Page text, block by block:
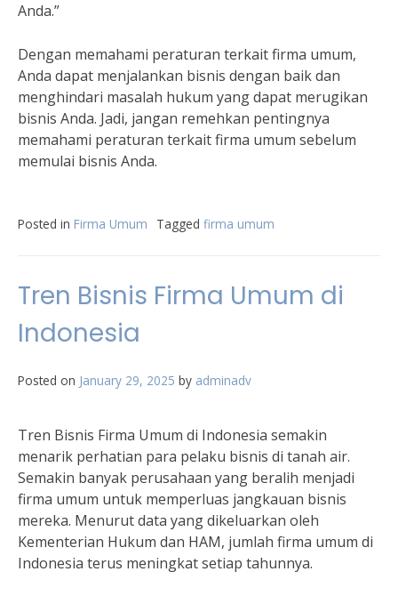
Anda.”
Dengan memahami peraturan terkait firma umum,
Anda dapat menjalankan bisnis dengan baik dan
menghindari masalah hukum yang dapat merugikan
bisnis Anda. Jadi, jangan remehkan pentingnya
memahami peraturan terkait firma umum sebelum
memulai bisnis Anda.
Posted in Firma Umum Tagged firma umum
Tren Bisnis Firma Umum di
Indonesia
Posted on January 29, 2025 by adminadv
Tren Bisnis Firma Umum di Indonesia semakin
menarik perhatian para pelaku bisnis di tanah air.
Semakin banyak perusahaan yang beralih menjadi
firma umum untuk memperluas jangkauan bisnis
mereka. Menurut data yang dikeluarkan oleh
Kementerian Hukum dan HAM, jumlah firma umum di
Indonesia terus meningkat setiap tahunnya.